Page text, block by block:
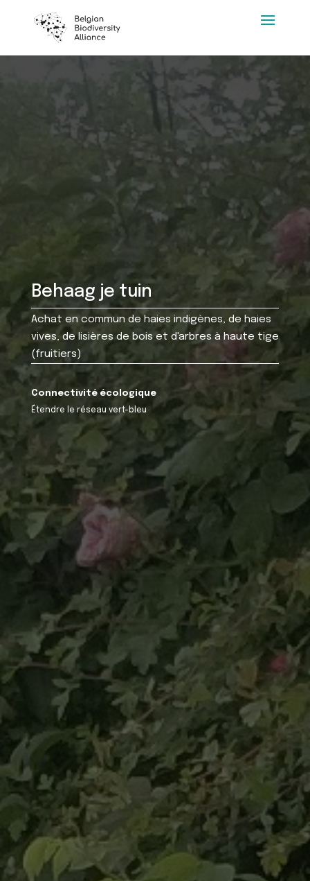
Behaag je tuin
Achat en commun de haies indigènes, de haies
vives, de lisières de bois et d'arbres à haute tige
(fruitiers)
Connectivité écologique
Étendre le réseau vert-bleu